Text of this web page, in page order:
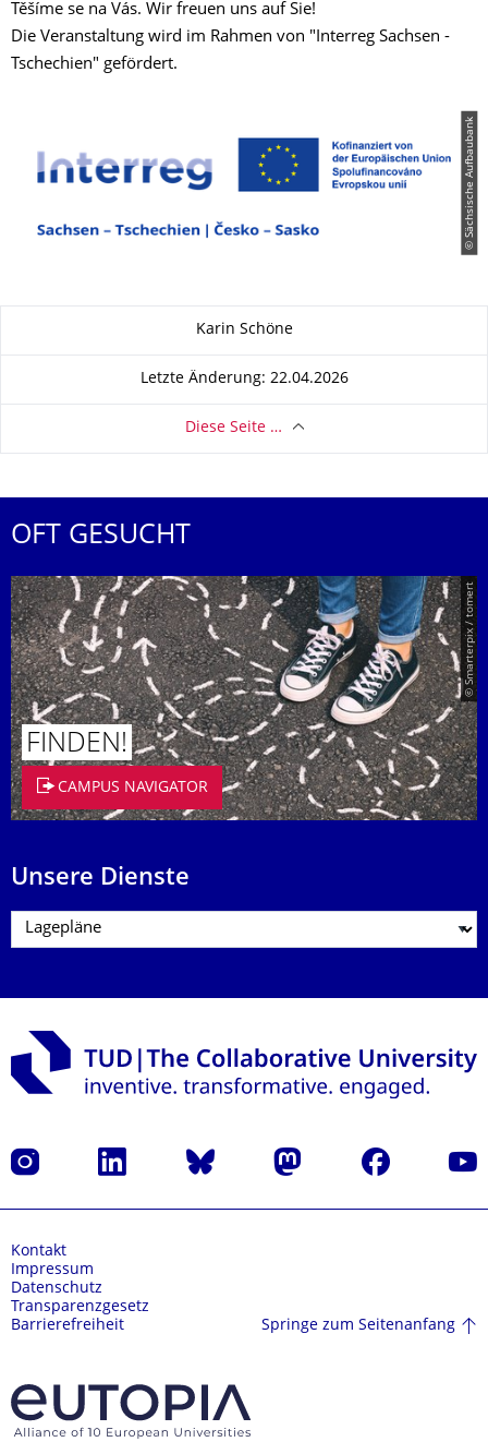
Těšíme se na Vás. Wir freuen uns auf Sie!
Die Veranstaltung wird im Rahmen von "Interreg Sachsen -
Tschechien" gefördert.
© Sächsische Aufbaubank
Karin Schöne
Letzte Änderung: 22.04.2026
Diese Seite …
OFT GESUCHT
© Smarterpix / tomert
FINDEN!
CAMPUS NAVIGATOR
Unsere Dienste
Instagram LinkedIn Bluesky Mastodon Facebook
Kontakt
Impressum
Datenschutz
Transparenzgesetz
Barrierefreiheit
Springe zum Seitenanfang